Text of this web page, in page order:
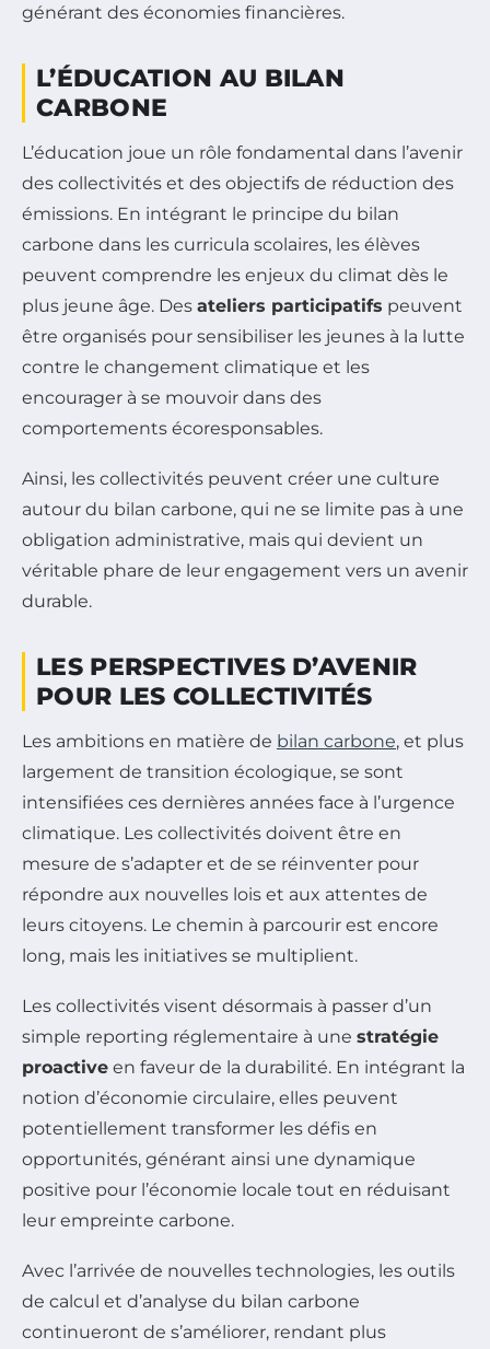
générant des économies financières.
L’ÉDUCATION AU BILAN
CARBONE
L’éducation joue un rôle fondamental dans l’avenir
des collectivités et des objectifs de réduction des
émissions. En intégrant le principe du bilan
carbone dans les curricula scolaires, les élèves
peuvent comprendre les enjeux du climat dès le
plus jeune âge. Des ateliers participatifs peuvent
être organisés pour sensibiliser les jeunes à la lutte
contre le changement climatique et les
encourager à se mouvoir dans des
comportements écoresponsables.
Ainsi, les collectivités peuvent créer une culture
autour du bilan carbone, qui ne se limite pas à une
obligation administrative, mais qui devient un
véritable phare de leur engagement vers un avenir
durable.
LES PERSPECTIVES D’AVENIR
POUR LES COLLECTIVITÉS
Les ambitions en matière de bilan carbone, et plus
largement de transition écologique, se sont
intensifiées ces dernières années face à l’urgence
climatique. Les collectivités doivent être en
mesure de s’adapter et de se réinventer pour
répondre aux nouvelles lois et aux attentes de
leurs citoyens. Le chemin à parcourir est encore
long, mais les initiatives se multiplient.
Les collectivités visent désormais à passer d’un
simple reporting réglementaire à une stratégie
proactive en faveur de la durabilité. En intégrant la
notion d’économie circulaire, elles peuvent
potentiellement transformer les défis en
opportunités, générant ainsi une dynamique
positive pour l’économie locale tout en réduisant
leur empreinte carbone.
Avec l’arrivée de nouvelles technologies, les outils
de calcul et d’analyse du bilan carbone
continueront de s’améliorer, rendant plus